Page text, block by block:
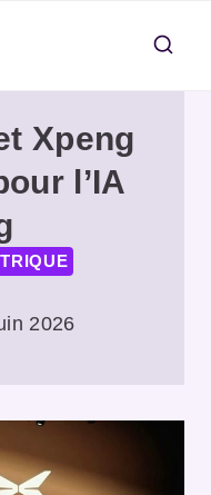
Xpeng
l’IA
2026